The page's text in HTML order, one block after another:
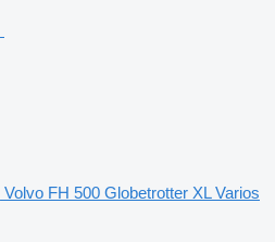
Volvo FH 500 Globetrotter XL Varios